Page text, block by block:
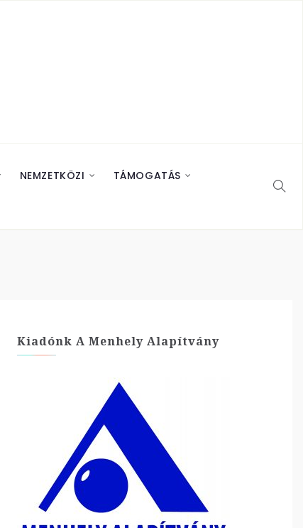
NEMZETKÖZI TÁMOGATÁS
Kiadónk A Menhely Alapítvány